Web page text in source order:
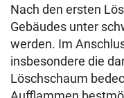
Nach den ersten
Gebäudes unter
werden. Im
insbesondere die
Löschschaum